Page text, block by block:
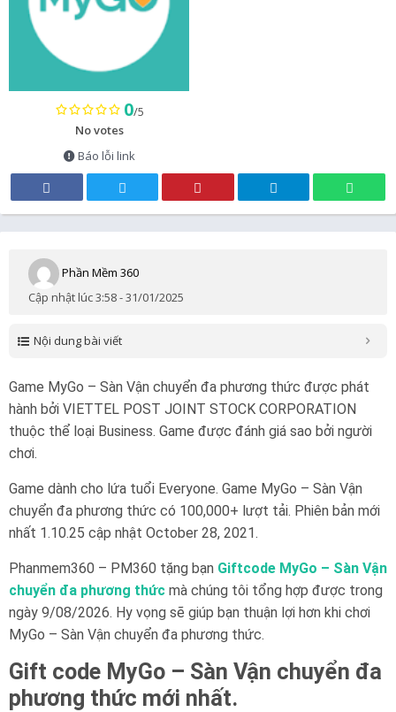
0/5
No votes
Báo lỗi link
Phần Mềm 360
Cập nhật lúc 3:58 - 31/01/2025
Nội dung bài viết
Game MyGo – Sàn Vận chuyển đa phương thức được phát
hành bởi VIETTEL POST JOINT STOCK CORPORATION
thuộc thể loại Business. Game được đánh giá sao bởi người
chơi.
Game dành cho lứa tuổi Everyone. Game MyGo – Sàn Vận
chuyển đa phương thức có 100,000+ lượt tải. Phiên bản mới
nhất 1.10.25 cập nhật October 28, 2021.
Phanmem360 – PM360 tặng bạn Giftcode MyGo – Sàn Vận
chuyển đa phương thức mà chúng tôi tổng hợp được trong
ngày 9/08/2026. Hy vọng sẽ giúp bạn thuận lợi hơn khi chơi
MyGo – Sàn Vận chuyển đa phương thức.
Gift code MyGo – Sàn Vận chuyển đa
phương thức mới nhất.